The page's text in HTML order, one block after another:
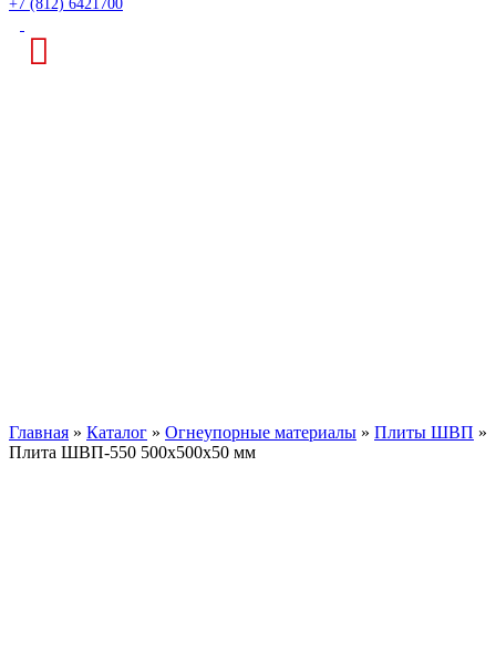
+7 (812) 6421700
Главная » Каталог » Огнеупорные материалы » Плиты ШВП »
Плита ШВП-550 500х500х50 мм